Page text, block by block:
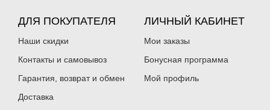
ДЛЯ ПОКУПАТЕЛЯ
Наши скидки
Контакты и самовывоз
Гарантия, возврат и обмен
Доставка
ЛИЧНЫЙ КАБИНЕТ
Мои заказы
Бонусная программа
Мой профиль